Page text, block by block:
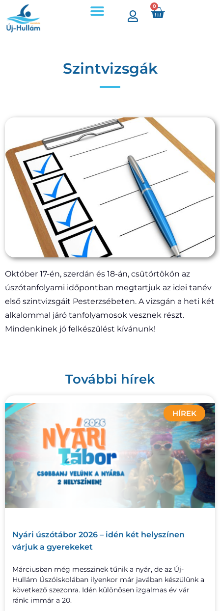
0
Szintvizsgák
Október 17-én, szerdán és 18-án, csütörtökön az
úszótanfolyami időpontban megtartjuk az idei tanév
első szintvizsgáit Pesterzsébeten. A vizsgán a heti két
alkalommal járó tanfolyamosok vesznek részt.
Mindenkinek jó felkészülést kívánunk!
További hírek
HÍREK
Nyári úszótábor 2026 – idén két helyszínen
várjuk a gyerekeket
Márciusban még messzinek tűnik a nyár, de az Új-
Hullám Úszóiskolában ilyenkor már javában készülünk a
következő szezonra. Idén különösen izgalmas év vár
ránk: immár a 20.